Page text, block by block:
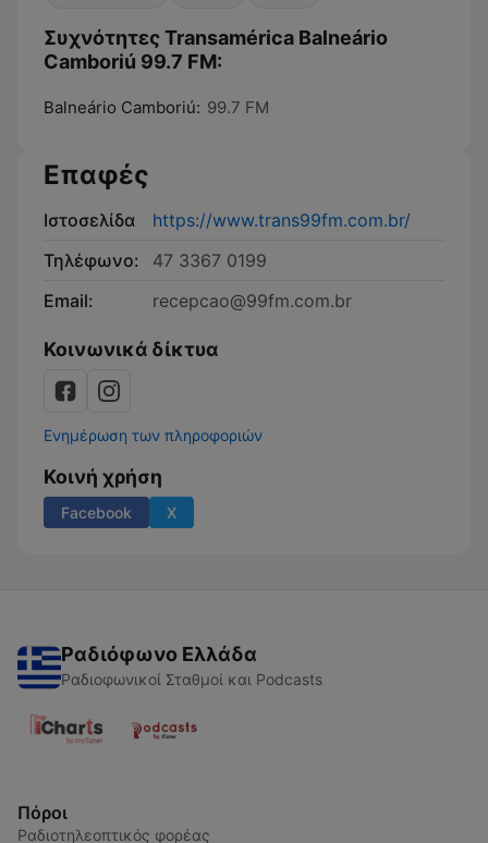
Συχνότητες Transamérica Balneário
Camboriú 99.7 FM:
Balneário Camboriú: 99.7 FM
Επαφές
Ιστοσελίδα
https://www.trans99fm.com.br/
Τηλέφωνο:
47 3367 0199
Email:
recepcao@99fm.com.br
Κοινωνικά δίκτυα
Ενημέρωση των πληροφοριών
Κοινή χρήση
Facebook X
Ραδιόφωνο Ελλάδα
Ραδιοφωνικοί Σταθμοί και Podcasts
Πόροι
Ραδιοτηλεοπτικός φορέας